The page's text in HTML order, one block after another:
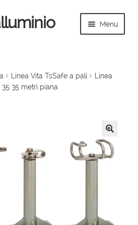
Menu
Espandi
menu
Espandi
il
Linea Vita TsSafe a pali
Linea
35 35 metri piana
🔍